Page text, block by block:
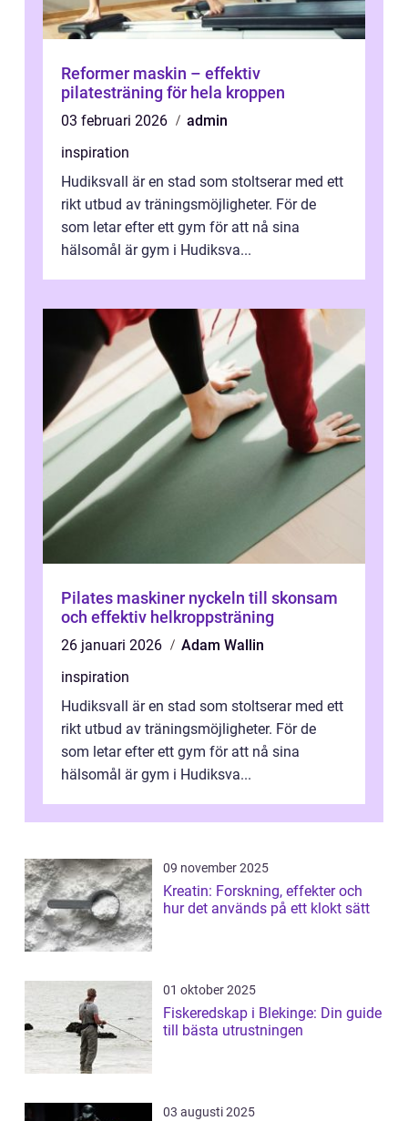
Reformer maskin – effektiv
pilatesträning för hela kroppen
03 februari 2026
admin
inspiration
Hudiksvall är en stad som stoltserar med ett
rikt utbud av träningsmöjligheter. För de
som letar efter ett gym för att nå sina
hälsomål är gym i Hudiksva...
Pilates maskiner nyckeln till skonsam
och effektiv helkroppsträning
26 januari 2026
Adam Wallin
inspiration
Hudiksvall är en stad som stoltserar med ett
rikt utbud av träningsmöjligheter. För de
som letar efter ett gym för att nå sina
hälsomål är gym i Hudiksva...
09 november 2025
Kreatin: Forskning, effekter och
hur det används på ett klokt sätt
01 oktober 2025
Fiskeredskap i Blekinge: Din guide
till bästa utrustningen
03 augusti 2025